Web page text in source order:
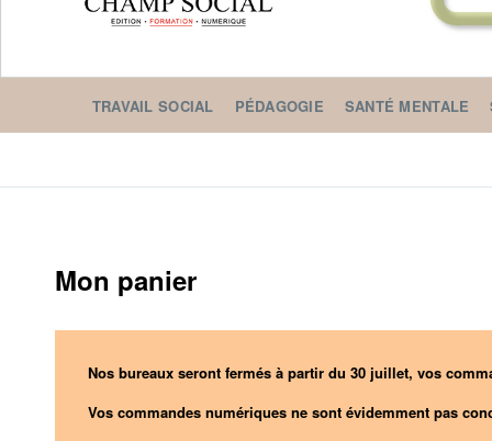
TRAVAIL SOCIAL PÉDAGOGIE SANTÉ MENTALE
Mon panier
Nos bureaux seront fermés à partir du 30 juillet, vos
Vos commandes numériques ne sont évidemment pas